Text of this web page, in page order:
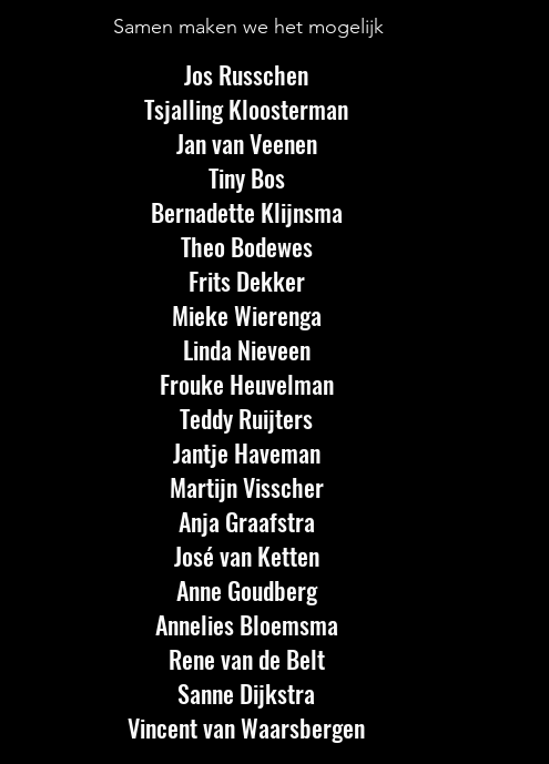
Samen maken we het mogelijk
Jos Russchen
Tsjalling Kloosterman
Jan van Veenen
Tiny Bos
Bernadette Klijnsma
Theo Bodewes
Frits Dekker
Mieke Wierenga
Linda Nieveen
Frouke Heuvelman
Teddy Ruijters
Jantje Haveman
Martijn Visscher
Anja Graafstra
José van Ketten
Anne Goudberg
Annelies Bloemsma
Rene van de Belt
Sanne Dijkstra
Vincent van Waarsbergen